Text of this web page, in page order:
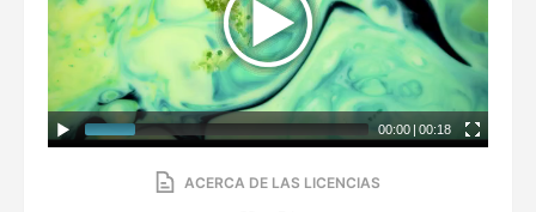
00:00 | 00:18
ACERCA DE LAS LICENCIAS